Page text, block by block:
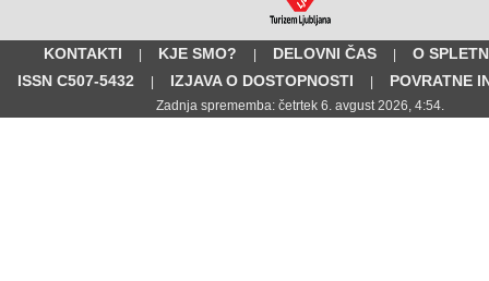
KONTAKTI | KJE SMO? | DELOVNI ČAS |
O
ISSN C507-5432
| IZJAVA O DOSTOPNOSTI | POVRATNE
Zadnja sprememba: četrtek 6. avgust 2026, 4:54.